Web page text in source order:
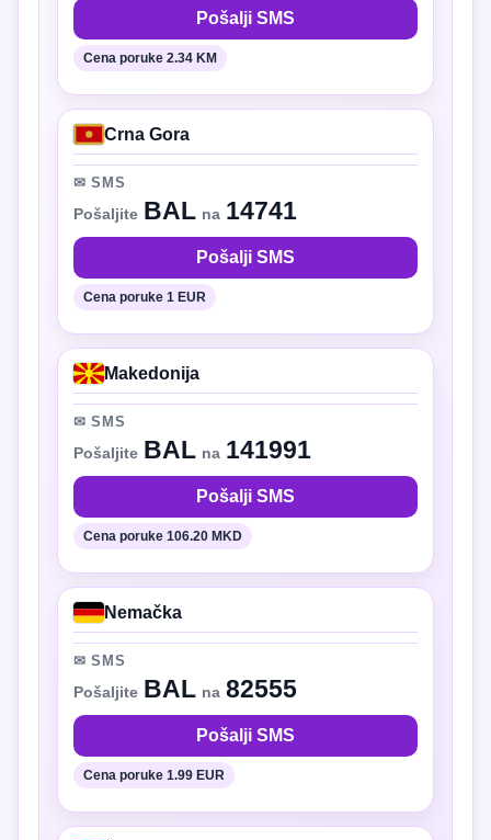
Pošalji SMS
Cena poruke 2.34 KM
Crna Gora
✉ SMS
Pošaljite BAL na 14741
Pošalji SMS
Cena poruke 1 EUR
Makedonija
✉ SMS
Pošaljite BAL na 141991
Pošalji SMS
Cena poruke 106.20 MKD
Nemačka
✉ SMS
Pošaljite BAL na 82555
Pošalji SMS
Cena poruke 1.99 EUR